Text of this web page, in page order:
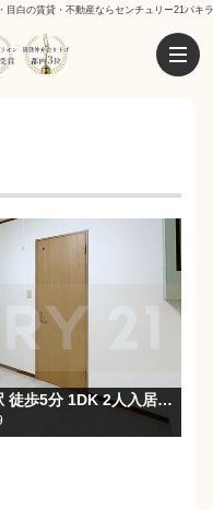
白の賃貸・不動産ならセンチュリー21パキ
【新着賃貸物件】豊島区 高田馬場駅 徒歩5分 1DK 2人入居可☆バストイレ別・独立洗面台☆モニタ付きオートロック☆